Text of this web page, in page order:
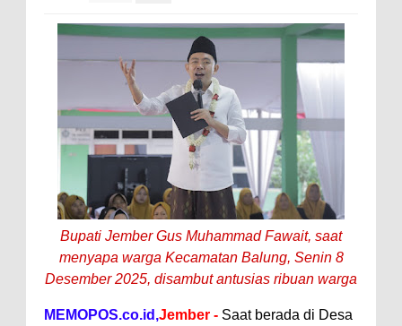
Bupati Jember Gus Muhammad Fawait, saat
menyapa warga Kecamatan Balung, Senin 8
Desember 2025, disambut antusias ribuan warga
MEMOPOS.co.id,Jember - Saat berada di Desa